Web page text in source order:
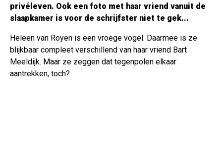
privéleven. Ook een foto met haar vriend vanuit de
slaapkamer is voor de schrijfster niet te gek...
Heleen van Royen is een vroege vogel. Daarmee is ze
blijkbaar compleet verschillend van haar vriend Bart
Meeldijk. Maar ze zeggen dat tegenpolen elkaar
aantrekken, toch?